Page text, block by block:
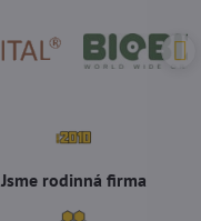
Jsme rodinná firma